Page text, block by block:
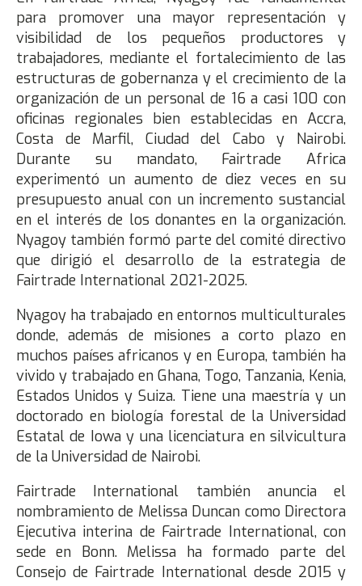
para promover una mayor representación y
visibilidad de los pequeños productores y
trabajadores, mediante el fortalecimiento de las
estructuras de gobernanza y el crecimiento de la
organización de un personal de 16 a casi 100 con
oficinas regionales bien establecidas en Accra,
Costa de Marfil, Ciudad del Cabo y Nairobi.
Durante su mandato, Fairtrade Africa
experimentó un aumento de diez veces en su
presupuesto anual con un incremento sustancial
en el interés de los donantes en la organización.
Nyagoy también formó parte del comité directivo
que dirigió el desarrollo de la estrategia de
Fairtrade International 2021-2025.
Nyagoy ha trabajado en entornos multiculturales
donde, además de misiones a corto plazo en
muchos países africanos y en Europa, también ha
vivido y trabajado en Ghana, Togo, Tanzania, Kenia,
Estados Unidos y Suiza. Tiene una maestría y un
doctorado en biología forestal de la Universidad
Estatal de Iowa y una licenciatura en silvicultura
de la Universidad de Nairobi.
Fairtrade International también anuncia el
nombramiento de Melissa Duncan como Directora
Ejecutiva interina de Fairtrade International, con
sede en Bonn. Melissa ha formado parte del
Consejo de Fairtrade International desde 2015 y